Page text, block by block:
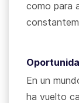
como para
En un
ha vuelto